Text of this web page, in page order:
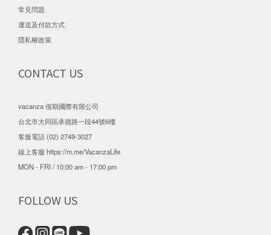
常見問題
運送及付款方式
隱私權政策
CONTACT US
vacanza 假期國際有限公司
台北市大同區承德路一段44號6樓
客服電話 (02) 2749-3027
線上客服 https://m.me/VacanzaLife
MON - FRI / 10:00 am - 17:00 pm
FOLLOW US